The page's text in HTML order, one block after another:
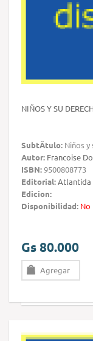
NIÑOS Y SU
SubtÃ­tulo: Niños
Autor: Francoise
ISBN:9500808773
Editorial:Atlantida
Edicion:
Disponibilidad: No
Gs 80.000
Agregar